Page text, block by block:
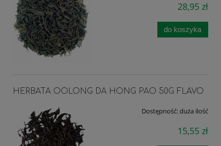
28,95 zł
do koszyka
HERBATA OOLONG DA HONG PAO 50G FLAVO
Dostępność:duża ilość
15,55 zł